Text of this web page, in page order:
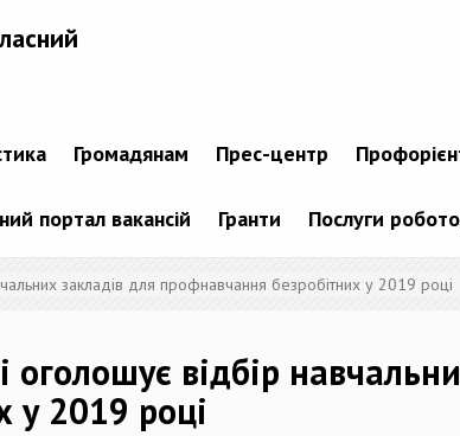
Громадянам Прес-центр
портал вакансій Гранти Послуги
закладів для профнавчання безробітних у 2019 році
оголошує відбір
у 2019 році